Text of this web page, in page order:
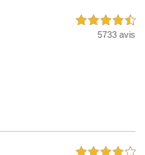
4,5 étoiles sur 5
5733 avis
4,0 étoiles sur 5